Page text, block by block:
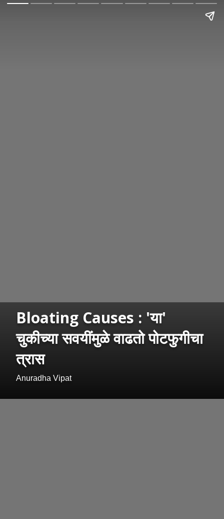
Bloating Causes : 'या'
चुकीच्या सवयींमुळे वाढतो पोटफुगीचा
त्रास
Anuradha Vipat